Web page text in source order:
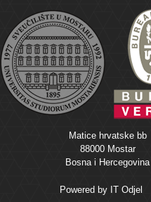
Matice hrvatske bb
88000 Mostar
Bosna i Hercegovina
Powered by IT Odjel